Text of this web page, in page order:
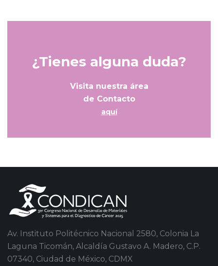
¿Tienes alguna duda?
Visita nuestra área
de Contacto
aquí
Av. Instituto Politécnico Nacional 2580, Colonia La
Laguna Ticomán, Alcaldía Gustavo A. Madero, C.P.
07340, Ciudad de México, CDMX